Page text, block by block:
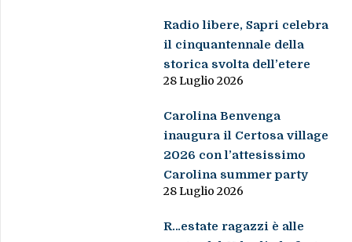
Radio libere, Sapri celebra
il cinquantennale della
storica svolta dell’etere
28 Luglio 2026
Carolina Benvenga
inaugura il Certosa village
2026 con l’attesissimo
Carolina summer party
28 Luglio 2026
R…estate ragazzi è alle